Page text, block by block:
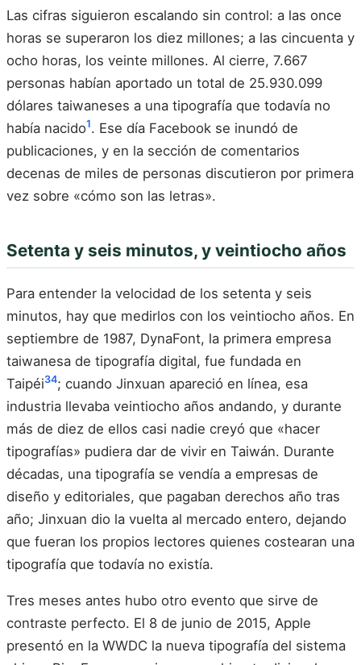
Las cifras siguieron escalando sin control: a las once
horas se superaron los diez millones; a las cincuenta y
ocho horas, los veinte millones. Al cierre, 7.667
personas habían aportado un total de 25.930.099
dólares taiwaneses a una tipografía que todavía no
había nacido1. Ese día Facebook se inundó de
publicaciones, y en la sección de comentarios
decenas de miles de personas discutieron por primera
vez sobre «cómo son las letras».
Setenta y seis minutos, y veintiocho años
Para entender la velocidad de los setenta y seis
minutos, hay que medirlos con los veintiocho años. En
septiembre de 1987, DynaFont, la primera empresa
taiwanesa de tipografía digital, fue fundada en
Taipéi34; cuando Jinxuan apareció en línea, esa
industria llevaba veintiocho años andando, y durante
más de diez de ellos casi nadie creyó que «hacer
tipografías» pudiera dar de vivir en Taiwán. Durante
décadas, una tipografía se vendía a empresas de
diseño y editoriales, que pagaban derechos año tras
año; Jinxuan dio la vuelta al mercado entero, dejando
que fueran los propios lectores quienes costearan una
tipografía que todavía no existía.
Tres meses antes hubo otro evento que sirve de
contraste perfecto. El 8 de junio de 2015, Apple
presentó en la WWDC la nueva tipografía del sistema